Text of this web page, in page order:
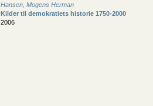
Hansen, Mogens Herman
Kilder til demokratiets historie 1750-2000
2006